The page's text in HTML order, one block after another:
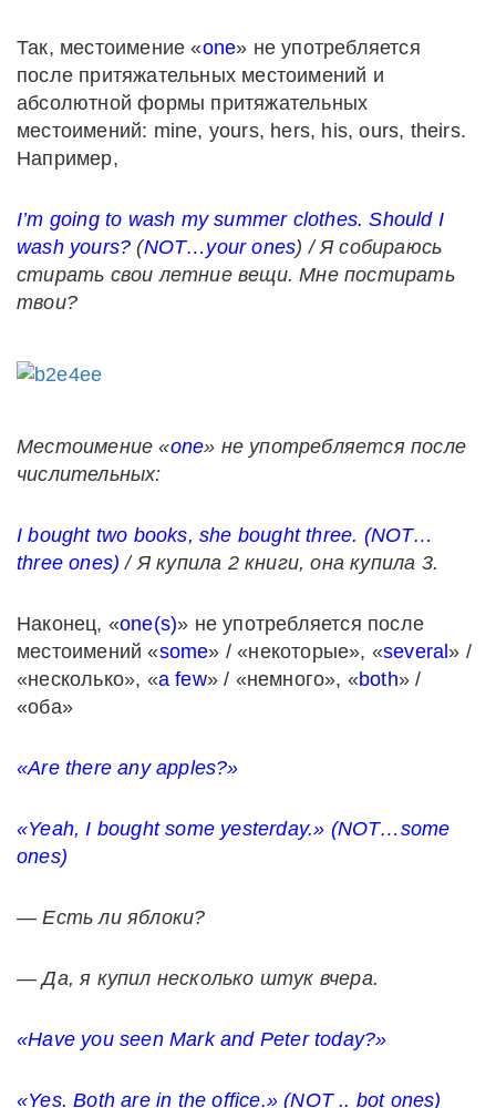
Так, местоимение «one» не употребляется
после притяжательных местоимений и
абсолютной формы притяжательных
местоимений: mine, yours, hers, his, ours, theirs.
Например,
I’m going to wash my summer clothes. Should I
wash yours? (NOT…your ones) / Я собираюсь
стирать свои летние вещи. Мне постирать
твои?
Местоимение «one» не употребляется после
числительных:
I bought two books, she bought three. (NOT…
three ones) / Я купила 2 книги, она купила 3.
Наконец, «one(s)» не употребляется после
местоимений «some» / «некоторые», «several » /
«несколько», «a few» / «немного», «both» /
«оба»
«Are there any apples?»
«Yeah, I bought some yesterday.» (NOT…some
ones)
—Есть ли яблоки?
— Да, я купил несколько штук вчера.
«Have you seen Mark and Peter today?»
«Yes. Both are in the office.»(NOT .. bot ones)